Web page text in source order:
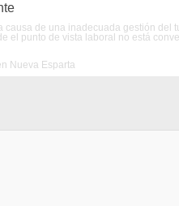
causa de una inadecuada gestión
el punto de vista laboral no está
Nueva Esparta